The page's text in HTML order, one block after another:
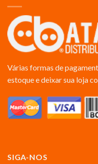
Várias formas de
estoque e deixar sua loja
SIGA-NOS